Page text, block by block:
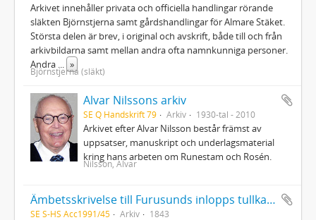
Arkivet innehåller privata och officiella handlingar rörande
släkten Björnstjerna samt gårdshandlingar för Almare Stäket.
Största delen är brev, i original och avskrift, både till och från
arkivbildarna samt mellan andra ofta namnkunniga personer.
Andra
»
Björnstjerna (släkt)
Alvar Nilssons arkiv
SE Q Handskrift 79 Arkiv 1930-tal - 2010
Arkivet efter Alvar Nilsson består främst av
uppsatser, manuskript och underlagsmaterial
kring hans arbeten om Runestam och Rosén.
Nilsson, Alvar
Ämbetsskrivelse till Furusunds inlopps tullkammare : från Landskansliet i Stockholm 1843
SE S-HS Acc1991/45 Arkiv 1843